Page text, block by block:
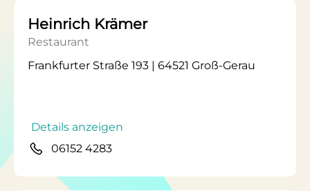
Heinrich Krämer
Restaurant
Frankfurter Straße 193 | 64521 Groß-Gerau
Details anzeigen
06152 4283